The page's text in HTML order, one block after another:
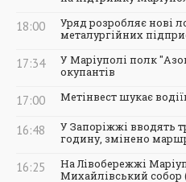
18:00
Уряд розробляє нові
металургійних
17:34
У Маріуполі полк
окупантів
17:00 Метінвест шукає
16:48
У Запоріжжі вводять
годину, змінено
16:25
На Лівобережжі
Михайлівський